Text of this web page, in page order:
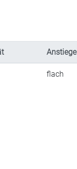
Anstiege
flach